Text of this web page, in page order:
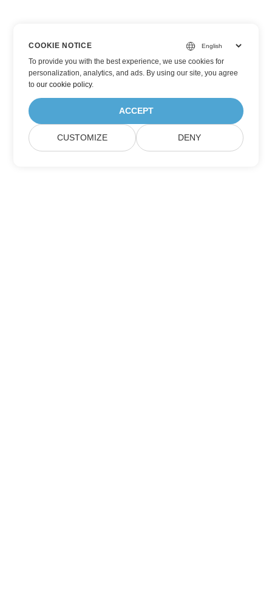
COOKIE NOTICE
To provide you with the best experience, we use cookies for
personalization, analytics, and ads. By using our site, you agree
toour cookie policy.
ACCEPT
CUSTOMIZE DENY